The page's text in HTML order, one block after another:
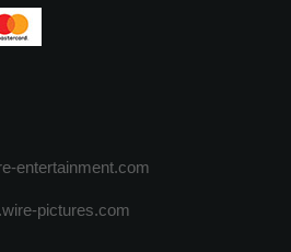
entertainment.com
pictures.com